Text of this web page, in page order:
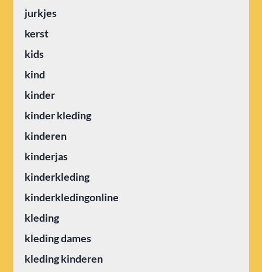
jurkjes
kerst
kids
kind
kinder
kinder kleding
kinderen
kinderjas
kinderkleding
kinderkledingonline
kleding
kleding dames
kleding kinderen